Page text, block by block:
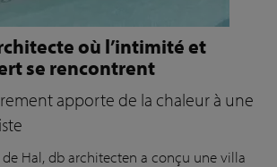
où l’intimité et
se rencontrent
apporte de la chaleur à une
Hal,dbarchitecten a conçu une villa